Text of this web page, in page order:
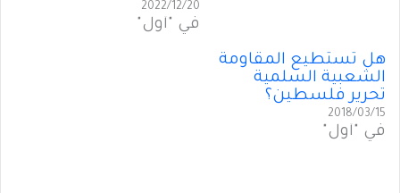
2022/12/20
في "أول"
هل تستطيع المقاومة
الشعبية السلمية
تحرير فلسطين؟
2018/03/15
في "أول"